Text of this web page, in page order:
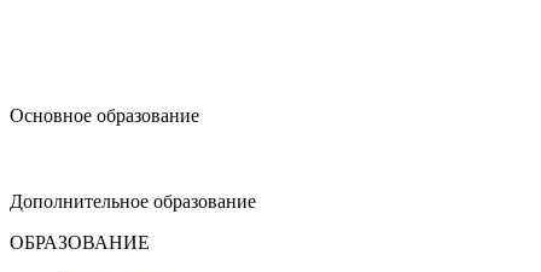
Основное образование
Дополнительное образование
ОБРАЗОВАНИЕ